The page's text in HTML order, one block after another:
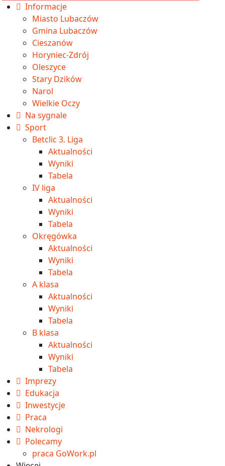
Informacje
Miasto Lubaczów
Gmina Lubaczów
Cieszanów
Horyniec-Zdrój
Oleszyce
Stary Dzików
Narol
Wielkie Oczy
Na sygnale
Sport
Betclic 3. Liga
Aktualności
Wyniki
Tabela
IV liga
Aktualności
Wyniki
Tabela
Okręgówka
Aktualności
Wyniki
Tabela
A klasa
Aktualności
Wyniki
Tabela
B klasa
Aktualności
Wyniki
Tabela
Imprezy
Edukacja
Inwestycje
Praca
Nekrologi
Polecamy
praca GoWork.pl